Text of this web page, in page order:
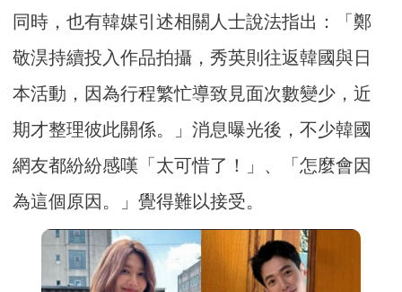
同時，也有韓媒引述相關人士說法指出：「鄭
敬淏持續投入作品拍攝，秀英則往返韓國與日
本活動，因為行程繁忙導致見面次數變少，近
期才整理彼此關係。」消息曝光後，不少韓國
網友都紛紛感嘆「太可惜了！」、「怎麼會因
為這個原因。」覺得難以接受。